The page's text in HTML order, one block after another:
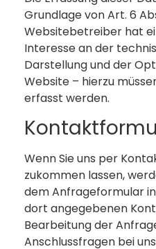
Grundlage von Art. 6
Websitebetreiber hat
Interesse an der
Darstellung und der
Website – hierzu
erfasst werden.
Wenn Sie uns per
zukommen lassen,
dem Anfrageformular
dort angegebenen
Bearbeitung der
Anschlussfragen bei